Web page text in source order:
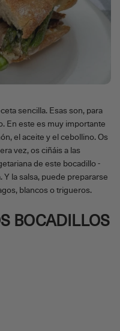
sencilla. Esas son, para
En este es muy importante
el aceite y el cebollino. Os
vez, os ciñáis a las
de este bocadillo -
Y la salsa, puede prepararse
blancos o trigueros.
BOCADILLOS